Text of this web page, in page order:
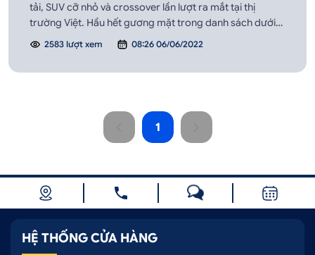
tải, SUV cỡ nhỏ và crossover lần lượt ra mắt tại thị
trường Việt. Hầu hết gương mặt trong danh sách dưới
đây đến từ các nhà sản xuất châu Á, chỉ có mỗi chiếc
bán tải Ford Ranger là thương hiệu Mỹ.
2583 lượt xem 08:26 06/06/2022
1
HỆ THỐNG CỬA HÀNG